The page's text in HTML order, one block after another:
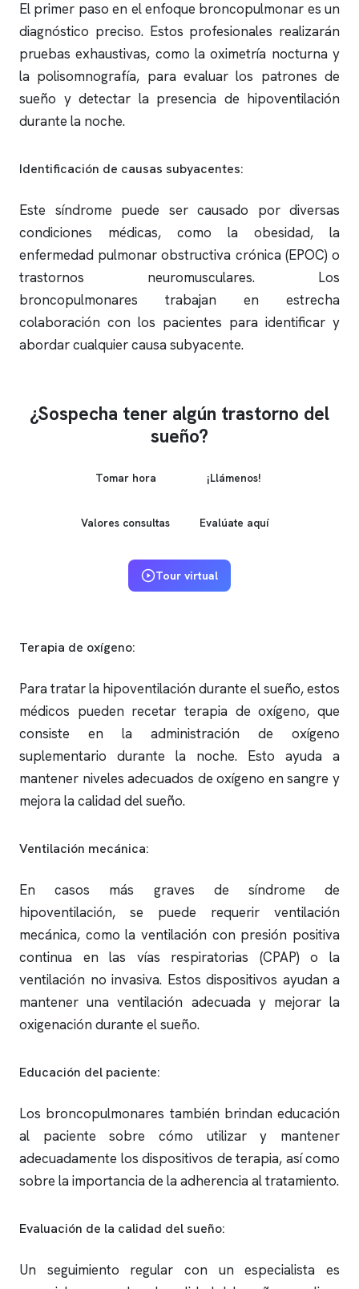
El primer paso en el enfoque broncopulmonar es un
diagnóstico preciso. Estos profesionales realizarán
pruebas exhaustivas, como la oximetría nocturna y
la polisomnografía, para evaluar los patrones de
sueño y detectar la presencia de hipoventilación
durante la noche.
Identificación de causas subyacentes:
Este síndrome puede ser causado por diversas
condiciones médicas, como la obesidad, la
enfermedad pulmonar obstructiva crónica (EPOC) o
trastornos neuromusculares. Los
broncopulmonares trabajan en estrecha
colaboración con los pacientes para identificar y
abordar cualquier causa subyacente.
¿Sospecha tener algún trastorno del
sueño?
Tomar hora ¡Llámenos!
Valores consultas Evalúate aquí
Tour virtual
Terapia de oxígeno:
Para tratar la hipoventilación durante el sueño, estos
médicos pueden recetar terapia de oxígeno, que
consiste en la administración de oxígeno
suplementario durante la noche. Esto ayuda a
mantener niveles adecuados de oxígeno en sangre y
mejora la calidad del sueño.
Ventilación mecánica:
En casos más graves de síndrome de
hipoventilación, se puede requerir ventilación
mecánica, como la ventilación con presión positiva
continua en las vías respiratorias (CPAP) o la
ventilación no invasiva. Estos dispositivos ayudan a
mantener una ventilación adecuada y mejorar la
oxigenación durante el sueño.
Educación del paciente:
Los broncopulmonares también brindan educación
al paciente sobre cómo utilizar y mantener
adecuadamente los dispositivos de terapia, así como
sobre la importancia de la adherencia al tratamiento.
Evaluación de la calidad del sueño:
Un seguimiento regular con un especialista es